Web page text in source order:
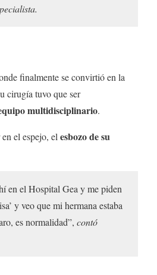
finalmente se convirtió en la
cirugía tuvo que ser
multidisciplinario.
el espejo, elesbozo de su
en el Hospital Gea y me piden
y veo que mi hermana estaba
es normalidad”, contó